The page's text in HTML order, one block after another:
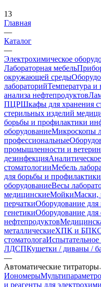
13
Главная
—
Каталог
—
Электрохимическое
Лабораторная мебель
окружающей среды
лабораторийТемпература и
анализа нефтепродуктов
ПЦРШкафы для хранения
стерильных изделий
борьбы и профилактики
оборудованиеМикроскопы
профессиональные
промышленности и
дезинфекция
стоматологииМебель
для борьбы и
оборудованиеВесы
медицинскиеМойкиМаски,
перчаткиОборудование
генетикиОборудование для
нефтепродуктов
металлическиеХПК и БПК
стоматологаИспытательное
ЛДСПКушетки / диваны /
—
Автоматические титраторы
Иономеры
и реагенты для